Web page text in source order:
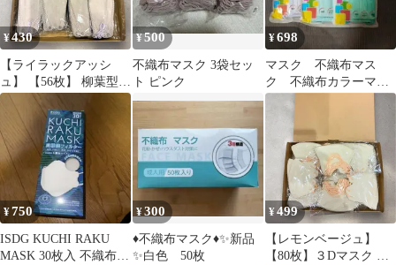
mk012
ロナ クーリッシュ キシ
リトール 大人 PM2.5 対
応 6枚 ×5個
¥430
【ライラックアッシ
ュ】 【56枚】 柳葉型マ
スク ダイヤモンドマス
ク ３Dマスク 不織布 立
体 マスク 立体マスク
不織布マスク バイカラ
ーマスク 血色マスク 小
顔マスク マスク カラー
マスク
¥500
不織布マスク 3袋セッ
ト ピンク
¥698
マスク 不織布マス
ク 不織布カラーマス
ク
¥750
ISDG KUCHI RAKU
MASK 30枚入 不織布マ
¥300
♦️不織布マスク♦️✨新品
✨白色 50枚
¥499
【レモンベージュ】
【80枚】３Dマスク 不